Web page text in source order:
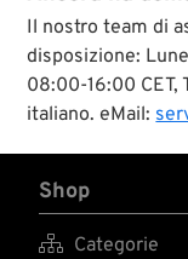
Il nostro team di
disposizione:
08:00-16:00 CET,
italiano. eMail:
Shop
 Categorie